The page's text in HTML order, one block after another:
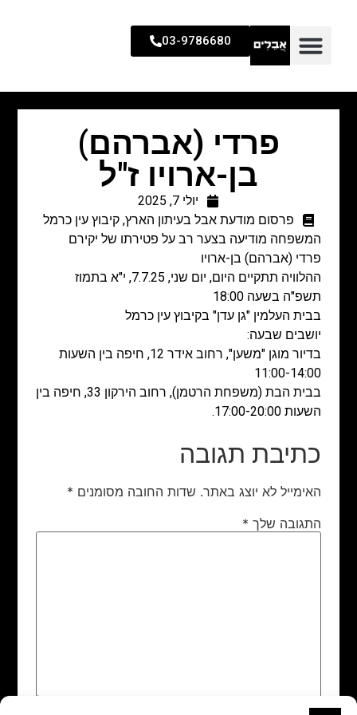
03-9786680
פרדי (אברהם)
בן-ארויו ז"ל
יולי 7, 2025
פרסום מודעת אבל בעיתון הארץ,קיבוץ עין כרמל
המשפחה מודיעה בצער רב על פטירתו של יקירם
פרדי (אברהם) בן-ארויו
ההלוויה תתקיים היום, יום שני, 7.7.25, י"א בתמוז
תשפ"ה בשעה 18:00
בבית העלמין "גן עדן" בקיבוץ עין כרמל
יושבים שבעה:
בדיור מוגן "משען", רחוב אידר 12, חיפה בין השעות
11:00-14:00
בבית הבת (משפחת הרטמן), רחוב הירקון 33, חיפה בין
השעות 17:00-20:00.
כתיבת תגובה
האימייל לא יוצג באתר. שדות החובה מסומנים *
התגובה שלך *